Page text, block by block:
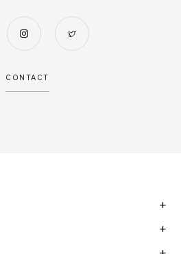
CONTACT